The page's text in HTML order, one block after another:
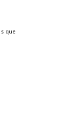
que